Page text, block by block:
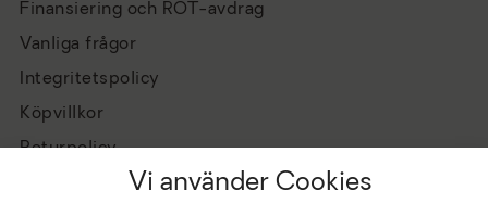
Vi använder Cookies
Finansiering och ROT-avdrag
Vanliga frågor
Integritetspolicy
Köpvillkor
Returpolicy